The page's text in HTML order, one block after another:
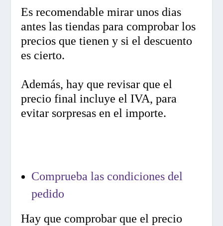
Es recomendable mirar unos dias
antes las tiendas para comprobar los
precios que tienen y si el descuento
es cierto.
Además, hay que revisar que el
precio final incluye el IVA, para
evitar sorpresas en el importe.
Comprueba las condiciones del
pedido
Hay que comprobar que el precio